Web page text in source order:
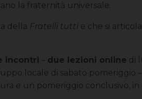
la fraternità universale.
della Fratelli tutti e che si
incontri – due lezioni online di
locale di sabato pomeriggio –
e un pomeriggio conclusivo, in